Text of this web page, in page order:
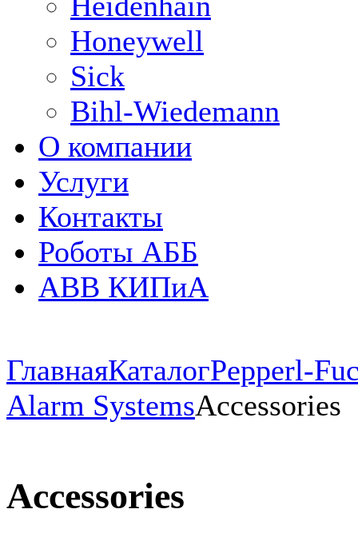
Honeywell
Sick
Bihl-Wiedemann
О компании
Услуги
Контакты
Роботы АББ
ABB КИПиА
ГлавнаяКаталогPepperl-
Alarm SystemsAccessories
Accessories